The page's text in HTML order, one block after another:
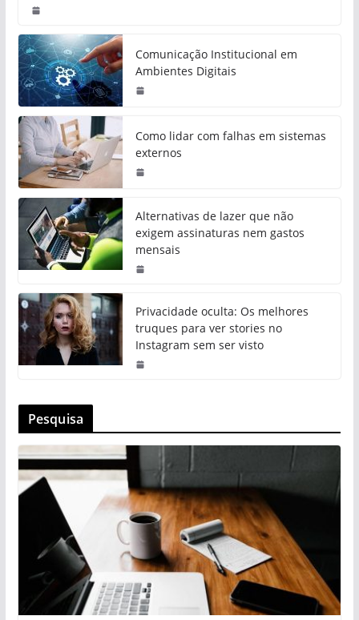
Comunicação Institucional em
Ambientes Digitais
Como lidar com falhas em sistemas
externos
Alternativas de lazer que não
exigem assinaturas nem gastos
mensais
Privacidade oculta: Os melhores
truques para ver stories no
Instagram sem ser visto
Pesquisa